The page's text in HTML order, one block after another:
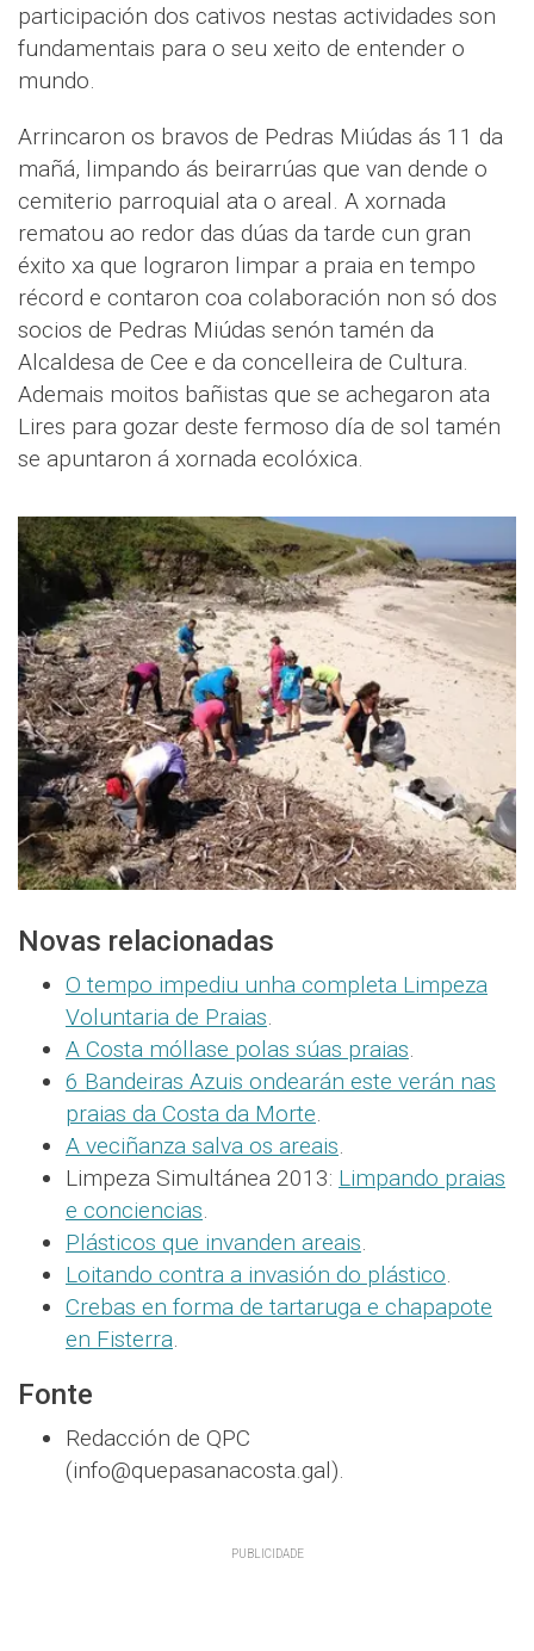
participación dos cativos nestas actividades son
fundamentais para o seu xeito de entender o
mundo.
Arrincaron os bravos de Pedras Miúdas ás 11 da
mañá, limpando ás beirarrúas que van dende o
cemiterio parroquial ata o areal. A xornada
rematou ao redor das dúas da tarde cun gran
éxito xa que lograron limpar a praia en tempo
récord e contaron coa colaboración non só dos
socios de Pedras Miúdas senón tamén da
Alcaldesa de Cee e da concelleira de Cultura.
Ademais moitos bañistas que se achegaron ata
Lires para gozar deste fermoso día de sol tamén
se apuntaron á xornada ecolóxica.
Novas relacionadas
O tempo impediu unha completa Limpeza
Voluntaria de Praias.
A Costa móllase polas súas praias.
6 Bandeiras Azuis ondearán este verán nas
praias da Costa da Morte.
A veciñanza salva os areais.
Limpeza Simultánea 2013: Limpando praias
e conciencias.
Plásticos que invanden areais.
Loitando contra a invasión do plástico.
Crebas en forma de tartaruga e chapapote
en Fisterra.
Fonte
Redacción de QPC
(info@quepasanacosta.gal).